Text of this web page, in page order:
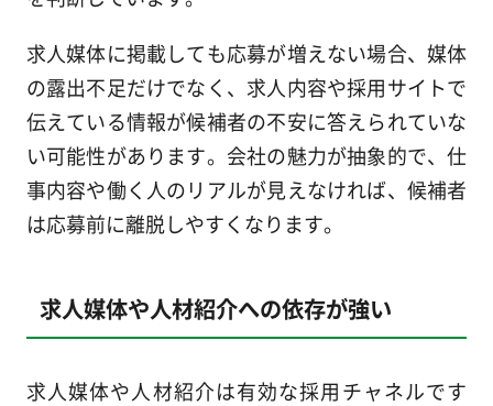
求人媒体に掲載しても応募が増えない場合、媒体
の露出不足だけでなく、求人内容や採用サイトで
伝えている情報が候補者の不安に答えられていな
い可能性があります。会社の魅力が抽象的で、仕
事内容や働く人のリアルが見えなければ、候補者
は応募前に離脱しやすくなります。
求人媒体や人材紹介への依存が強い
求人媒体や人材紹介は有効な採用チャネルです